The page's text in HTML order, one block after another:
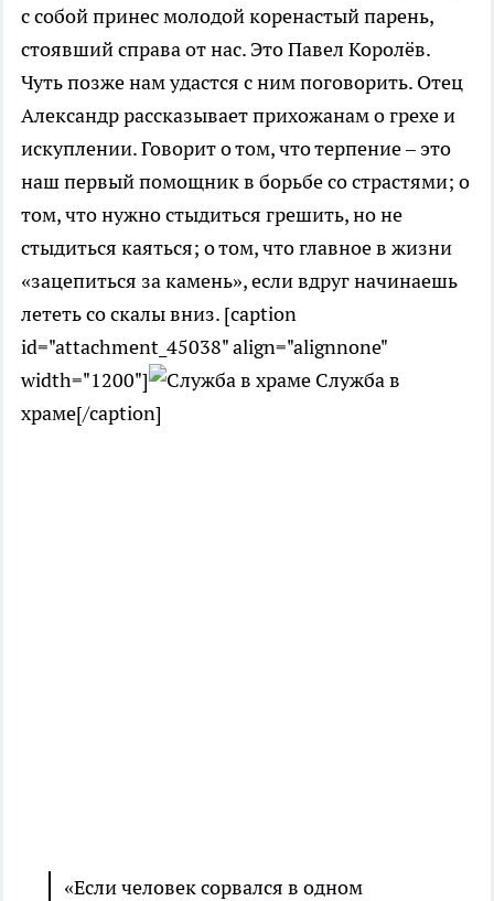
с собой принес молодой коренастый парень,
стоявший справа от нас. Это Павел Королёв.
Чуть позже нам удастся с ним поговорить. Отец
Александр рассказывает прихожанам о грехе и
искуплении. Говорит о том, что терпение – это
наш первый помощник в борьбе со страстями; о
том, что нужно стыдиться грешить, но не
стыдиться каяться; о том, что главное в жизни
«зацепиться за камень», если вдруг начинаешь
лететь со скалы вниз. [caption
id="attachment_45038" align="alignnone"
width="1200"]
Служба в
храме[/caption]
«Если человек сорвался в одном